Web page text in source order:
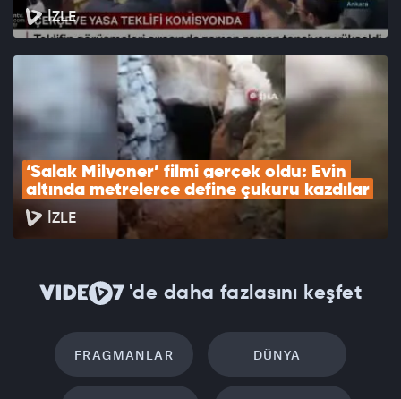
İZLE
‘Salak Milyoner’ filmi gerçek oldu: Evin
altında metrelerce define çukuru kazdılar
İZLE
'de daha fazlasını keşfet
FRAGMANLAR DÜNYA